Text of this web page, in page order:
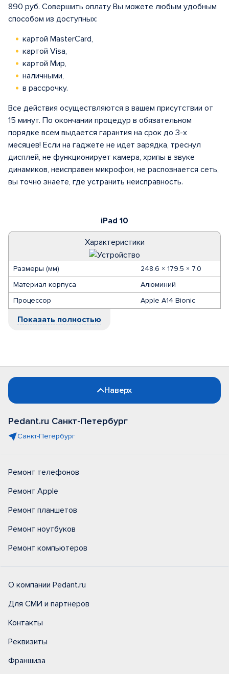
iPad 10
Характеристики
Размеры (мм)
248.6 × 179.5 × 7.0
Материал корпуса
Алюминий
Процессор
Apple A14 Bionic
Показать полностью
890 руб. Совершить оплату Вы можете любым удобным
способом из доступных:
картой MasterCard,
картой Visa,
картой Мир,
наличными,
в рассрочку.
Все действия осуществляются в вашем присутствии от
15 минут. По окончании процедур в обязательном
порядке всем выдается гарантия на срок до 3-х
месяцев! Если на гаджете не идет зарядка, треснул
дисплей, не функционирует камера, хрипы в звуке
динамиков, неисправен микрофон, не распознается сеть,
вы точно знаете, где устранить неисправность.
Наверх
Pedant.ru Санкт-Петербург
Санкт-Петербург
Ремонт телефонов
Ремонт Apple
Ремонт планшетов
Ремонт ноутбуков
Ремонт компьютеров
О компании Pedant.ru
Для СМИ и партнеров
Контакты
Реквизиты
Франшиза